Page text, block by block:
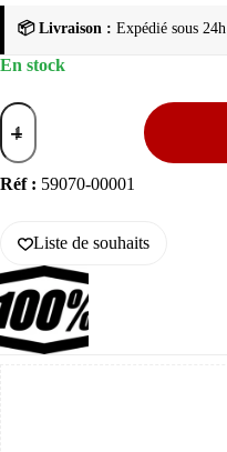
📦 Livraison : Expédié sous 24h
En stock
quantité
de
Rouleaux
de
film
FORECAST
100%
-
(x6)
Réf : 59070-00001
Liste de souhaits